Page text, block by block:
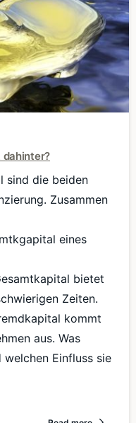
dahinter?
sind die beiden
Zusammen
eines
bietet
Zeiten.
kommt
aus. Was
Einfluss sie